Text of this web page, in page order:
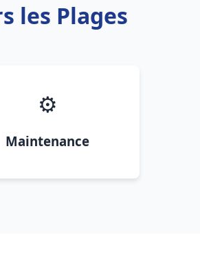
les Plages
⚙️
Maintenance